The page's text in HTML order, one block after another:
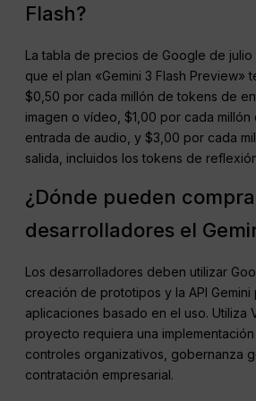
Flash?
La tabla de precios de Google de
que el plan «Gemini 3 Flash Preview»
$0,50 por cada millón de tokens de
imagen o vídeo, $1,00 por cada
entrada de audio, y $3,00 por cada
salida, incluidos los tokens de
¿Dónde pueden
desarrolladores el
Los desarrolladores deben utilizar
creación de prototipos y la API
aplicaciones basado en el uso. Utiliza
proyecto requiera una
controles organizativos, gobernanza
contratación empresarial.